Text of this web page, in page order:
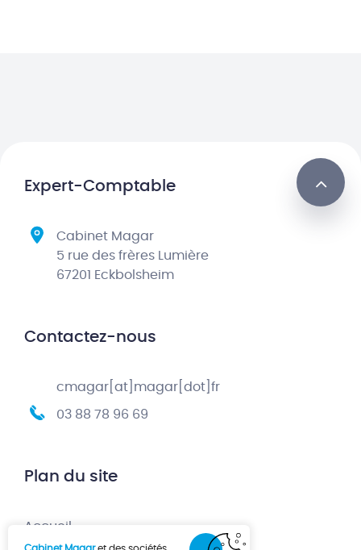
Expert-Comptable
Cabinet Magar
5 rue des frères Lumière
67201 Eckbolsheim
Contactez-nous
cmagar[at]magar[dot]fr
03 88 78 96 69
Plan du site
Accueil